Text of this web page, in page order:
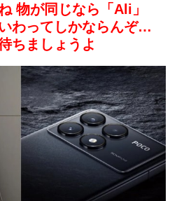
物が同じなら「Ali」
わってしかならんぞ…
ちましょうよ